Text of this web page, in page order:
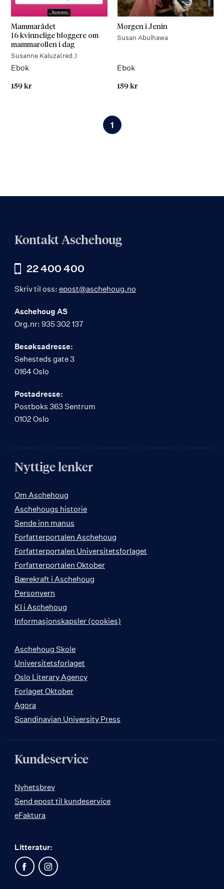
Susanne Kaluza(red.)
Mammarådet
16 kvinnelige bloggere om
mammarollen i dag
Ebok
159 kr
Susan Abulhawa
Morgen i Jenin
Ebok
159 kr
1
Kontakt Aschehoug
22 400 400
Skriv til oss: epost@aschehoug.no
Aschehoug AS
Org.nr: 935 302 137
Besøksadresse:
Sehesteds gate 3
0164 Oslo
Postadresse:
Postboks 363 Sentrum
0102 Oslo
Nyttige lenker
Om Aschehoug
Aschehougs historie
Sende inn manus
Forfatterportalen Aschehoug
Forfatterportalen Universitetsforlaget
Forfatterportalen Oktober
Bærekraft i Aschehoug
Personvern
KI i Aschehoug
Informasjonskapsler (cookies)
Aschehoug Skole
Universitetsforlaget
Oslo Literary Agency
Forlaget Oktober
Agora
Scandinavian University Press
Kundeservice
Nyhetsbrev
Send epost til kundeservice
eFaktura
Litteratur: